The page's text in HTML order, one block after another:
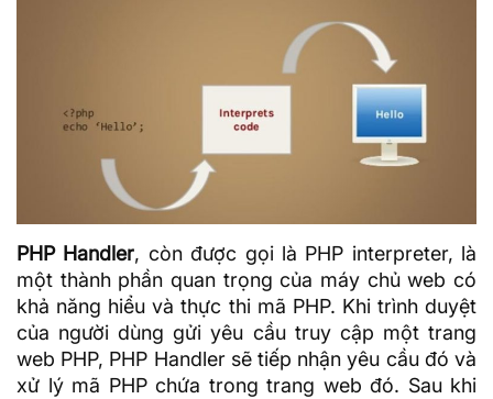
PHP Handler, còn được gọi là PHP interpreter, là
một thành phần quan trọng của máy chủ web có
khả năng hiểu và thực thi mã PHP. Khi trình duyệt
của người dùng gửi yêu cầu truy cập một trang
web PHP, PHP Handler sẽ tiếp nhận yêu cầu đó và
xử lý mã PHP chứa trong trang web đó. Sau khi